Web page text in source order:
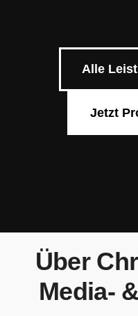
Alle
Jetzt
Über
Media-